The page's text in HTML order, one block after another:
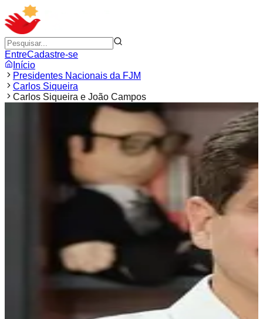
EntreCadastre-se
Início
Presidentes Nacionais da FJM
Carlos Siqueira
Carlos Siqueira e João Campos